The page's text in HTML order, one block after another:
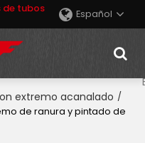
de tubos
Español
extremo acanalado /
de ranura y pintado de